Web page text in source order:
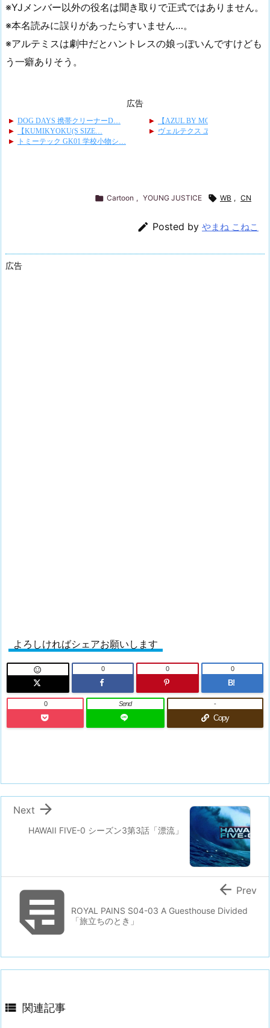
※YJメンバー以外の役名は聞き取りで正式ではありません。
※本名読みに誤りがあったらすいません…。
※アルテミスは劇中だとハントレスの娘っぽいんですけども
う一癖ありそう。
広告
 Cartoon , YOUNG JUSTICE  WB , CN
 Posted by やまね こねこ
広告
よろしければシェアお願いします
 0 0
B!
0
0 Send
Copy
-
HAWAII FIVE-0 シーズン3第3話「漂流」

Next
ROYAL PAINS S04-03 A Guesthouse Divided
「旅立ちのとき」
 Prev
 関連記事